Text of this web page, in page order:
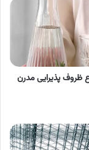
ظروف پذیرایی مدرن